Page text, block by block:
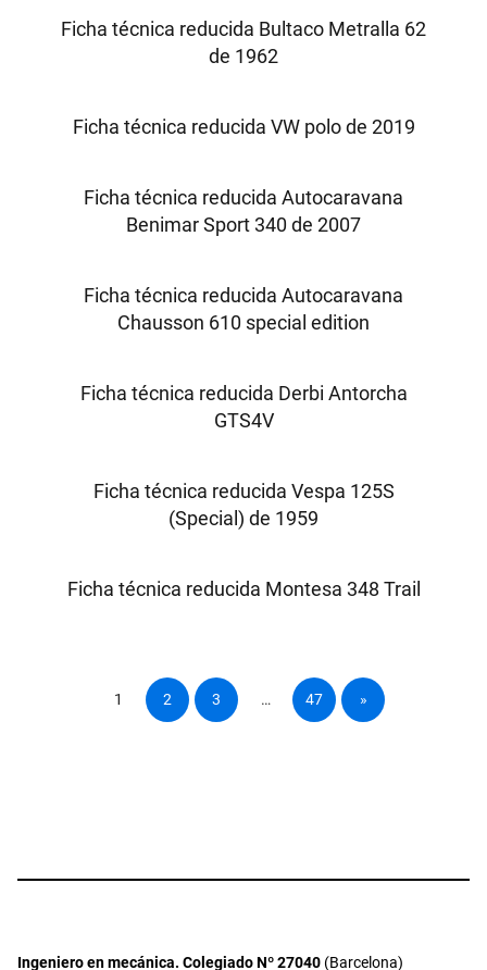
Ficha técnica reducida Bultaco Metralla 62
de 1962
Ficha técnica reducida VW polo de 2019
Ficha técnica reducida Autocaravana
Benimar Sport 340 de 2007
Ficha técnica reducida Autocaravana
Chausson 610 special edition
Ficha técnica reducida Derbi Antorcha
GTS4V
Ficha técnica reducida Vespa 125S
(Special) de 1959
Ficha técnica reducida Montesa 348 Trail
1 2 3 … 47 »
Ingeniero en mecánica. Colegiado Nº 27040 (Barcelona)